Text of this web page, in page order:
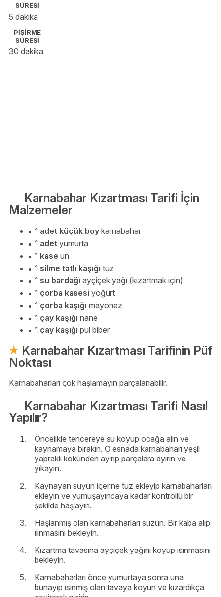
SÜRESİ
5 dakika
PİŞİRME
SÜRESİ
30 dakika
Karnabahar Kızartması Tarifi İçin
Malzemeler
1 adet küçük boy karnabahar
1 adet yumurta
1 kase un
1 silme tatlı kaşığı tuz
1 su bardağı ayçiçek yağı (kızartmak için)
1 çorba kasesi yoğurt
1 çorba kaşığı mayonez
1 çay kaşığı nane
1 çay kaşığı pul biber
Karnabahar Kızartması Tarifinin Püf
Noktası
Karnabaharları çok haşlamayın parçalanabilir.
Karnabahar Kızartması Tarifi Nasıl
Yapılır?
Öncelikle tencereye su koyup ocağa alın ve
kaynamaya bırakın. O esnada karnabaharı yeşil
yapraklı kökünden ayırıp parçalara ayırın ve
yıkayın.
Kaynayan suyun içerine tuz ekleyip karnabaharları
ekleyin ve yumuşayıncaya kadar kontrollü bir
şekilde haşlayın.
Haşlanmış olan karnabaharları süzün. Bir kaba alıp
ılınmasını bekleyin.
Kızartma tavasına ayçiçek yağını koyup ısınmasını
bekleyin.
Karnabaharları önce yumurtaya sonra una
bunayıp ısınmış olan tavaya koyun ve kızardıkça